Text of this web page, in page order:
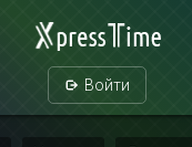
Войти